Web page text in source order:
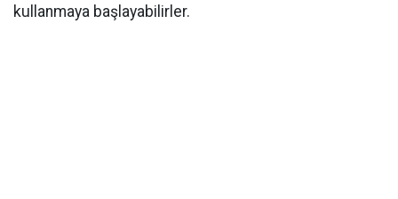
kullanmaya başlayabilirler.